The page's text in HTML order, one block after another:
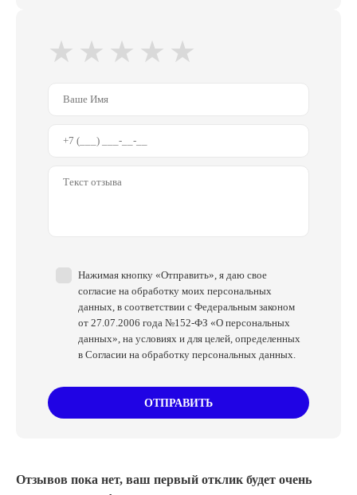
★ ★ ★ ★ ★
Нажимая кнопку «Отправить», я даю свое
согласие на обработку моих персональных
данных, в соответствии с Федеральным законом
от 27.07.2006 года №152-ФЗ «О персональных
данных», на условиях и для целей, определенных
в Согласии на обработку персональных данных.
ОТПРАВИТЬ
Отзывов пока нет, ваш первый отклик будет очень